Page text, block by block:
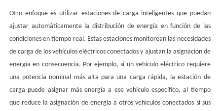
Otro enfoque es utilizar estaciones de carga inteligentes que puedan
ajustar automáticamente la distribución de energía en función de las
condiciones en tiempo real. Estas estaciones monitorean las necesidades
de carga de los vehículos eléctricos conectados y ajustan la asignación de
energía en consecuencia. Por ejemplo, si un vehículo eléctrico requiere
una potencia nominal más alta para una carga rápida, la estación de
carga puede asignar más energía a ese vehículo específico, al tiempo
que reduce la asignación de energía a otros vehículos conectados si sus